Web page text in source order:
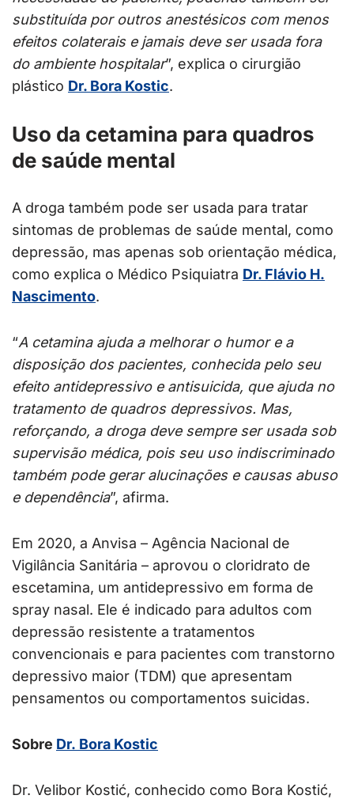
substituída por outros anestésicos com menos
efeitos colaterais e jamais deve ser usada fora
do ambiente hospitalar”, explica o cirurgião
plástico Dr. Bora Kostic.
Uso da cetamina para quadros
de saúde mental
A droga também pode ser usada para tratar
sintomas de problemas de saúde mental, como
depressão, mas apenas sob orientação médica,
como explica o Médico Psiquiatra Dr. Flávio H.
Nascimento.
“A cetamina ajuda a melhorar o humor e a
disposição dos pacientes, conhecida pelo seu
efeito antidepressivo e antisuicida, que ajuda no
tratamento de quadros depressivos. Mas,
reforçando, a droga deve sempre ser usada sob
supervisão médica, pois seu uso indiscriminado
também pode gerar alucinações e causas abuso
e dependência”, afirma.
Em 2020, a Anvisa – Agência Nacional de
Vigilância Sanitária – aprovou o cloridrato de
escetamina, um antidepressivo em forma de
spray nasal. Ele é indicado para adultos com
depressão resistente a tratamentos
convencionais e para pacientes com transtorno
depressivo maior (TDM) que apresentam
pensamentos ou comportamentos suicidas.
Sobre Dr. Bora Kostic
Dr. Velibor Kostić, conhecido como Bora Kostić,